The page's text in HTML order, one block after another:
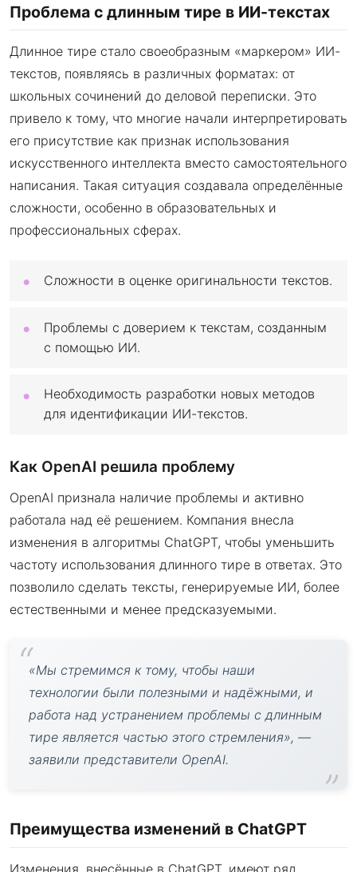
Проблема с длинным тире в ИИ-текстах
Длинное тире стало своеобразным «маркером» ИИ-
текстов, появляясь в различных форматах: от
школьных сочинений до деловой переписки. Это
привело к тому, что многие начали интерпретировать
его присутствие как признак использования
искусственного интеллекта вместо самостоятельного
написания. Такая ситуация создавала определённые
сложности, особенно в образовательных и
профессиональных сферах.
Сложности в оценке оригинальности текстов.
Проблемы с доверием к текстам, созданным
с помощью ИИ.
Необходимость разработки новых методов
для идентификации ИИ-текстов.
Как OpenAI решила проблему
OpenAI признала наличие проблемы и активно
работала над её решением. Компания внесла
изменения в алгоритмы ChatGPT, чтобы уменьшить
частоту использования длинного тире в ответах. Это
позволило сделать тексты, генерируемые ИИ, более
естественными и менее предсказуемыми.
«Мы стремимся к тому, чтобы наши
технологии были полезными и надёжными, и
работа над устранением проблемы с длинным
тире является частью этого стремления», —
заявили представители OpenAI.
Преимущества изменений в ChatGPT
Изменения, внесённые в ChatGPT, имеют ряд